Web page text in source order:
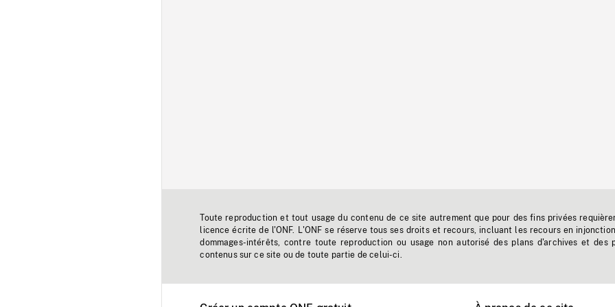
Toute reproduction et tout usage du contenu de ce site autrement que pour des fins privées
licence écrite de l'ONF. L'ONF se réserve tous ses droits et recours, incluant les recours en
dommages-intérêts, contre toute reproduction ou usage non autorisé des plans d'archives et des
contenus sur ce site ou de toute partie de celui-ci.